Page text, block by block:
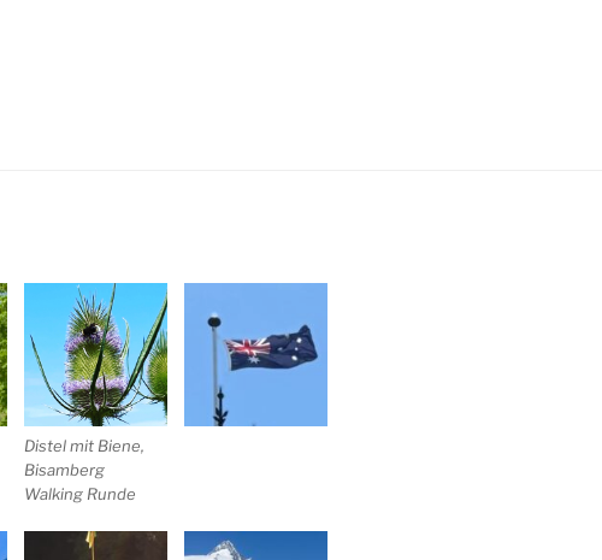
Distel mit Biene,
Bisamberg
Walking Runde